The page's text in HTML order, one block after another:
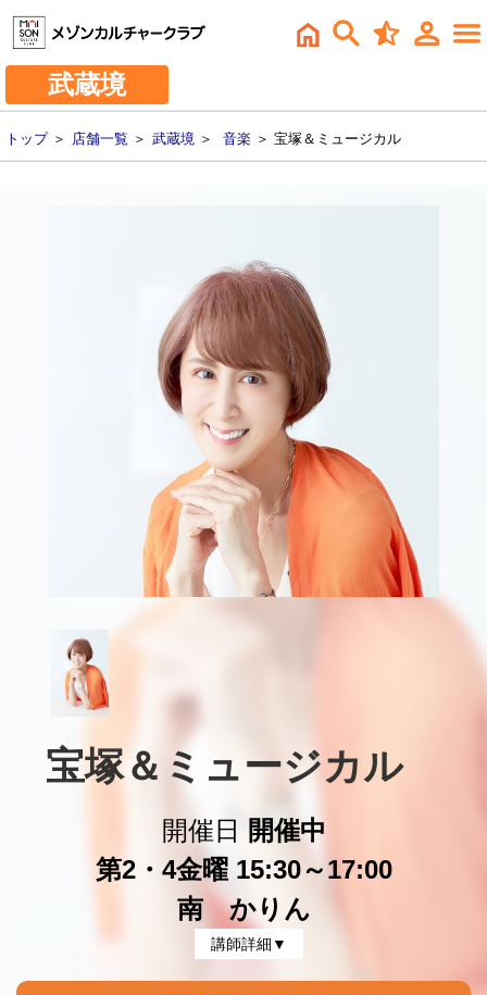
武蔵境
トップ＞ 店舗一覧 ＞ 武蔵境 ＞ 音楽 ＞ 宝塚＆ミュージカル
宝塚＆ミュージカル
開催日
開催中
第2・4金曜 15:30～17:00
南 かりん
講師詳細▼